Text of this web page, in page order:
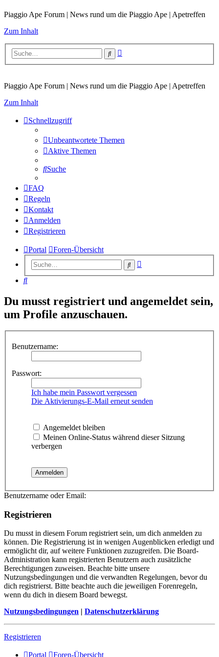
Piaggio Ape Forum | News rund um die Piaggio Ape | Apetreffen
Zum Inhalt
Suche
Piaggio Ape Forum | News rund um die Piaggio Ape | Apetreffen
Zum Inhalt
Schnellzugriff
Unbeantwortete Themen
Aktive Themen
Suche
FAQ
Regeln
Kontakt
Anmelden
Registrieren
Portal Foren-Übersicht
Suche
Suche
Du musst registriert und angemeldet sein,
um Profile anzuschauen.
Benutzername:
Passwort:
Ich habe mein Passwort vergessen
Die Aktivierungs-E-Mail erneut senden
Angemeldet bleiben
Meinen Online-Status während dieser Sitzung
verbergen
Benutzername oder Email:
Registrieren
Du musst in diesem Forum registriert sein, um dich anmelden zu
können. Die Registrierung ist in wenigen Augenblicken erledigt und
ermöglicht dir, auf weitere Funktionen zuzugreifen. Die Board-
Administration kann registrierten Benutzern auch zusätzliche
Berechtigungen zuweisen. Beachte bitte unsere
Nutzungsbedingungen und die verwandten Regelungen, bevor du
dich registrierst. Bitte beachte auch die jeweiligen Forenregeln,
wenn du dich in diesem Board bewegst.
Nutzungsbedingungen
Datenschutzerklärung
Registrieren
Portal Foren-Übersicht